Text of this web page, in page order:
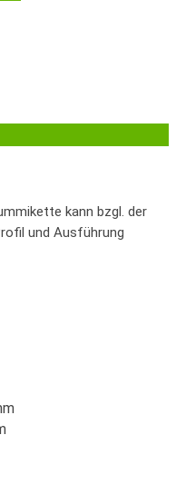
kann bzgl. der
und Ausführung